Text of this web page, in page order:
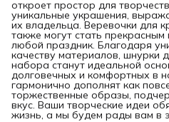
откроет простор для
уникальные украшения,
их владельца. Веревочки для
также могут стать
любой праздник. Благодаря
качеству материалов, шнурки
набора станут идеальной
долговечных и комфортных в
гармонично дополнят как
торжественные образы,
вкус. Ваши творческие идеи
жизнь, а мы будем рады вам в